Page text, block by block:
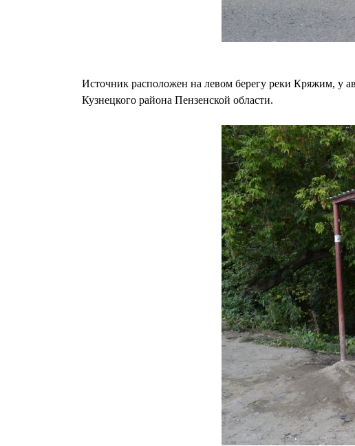
Источник расположен на левом берегу реки Кряжим, у
Кузнецкого района Пензенской области.